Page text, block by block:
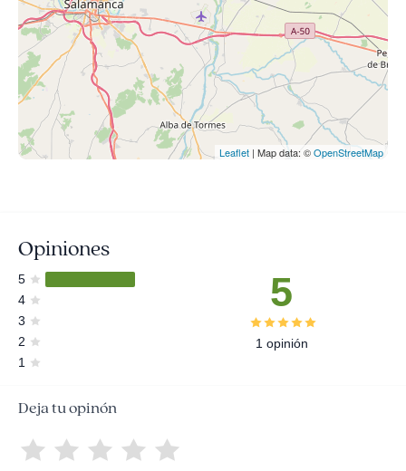
Leaflet | Map data: ©OpenStreetMap
Opiniones
5
4
3
2
1
5
1 opinión
Deja tu opinón